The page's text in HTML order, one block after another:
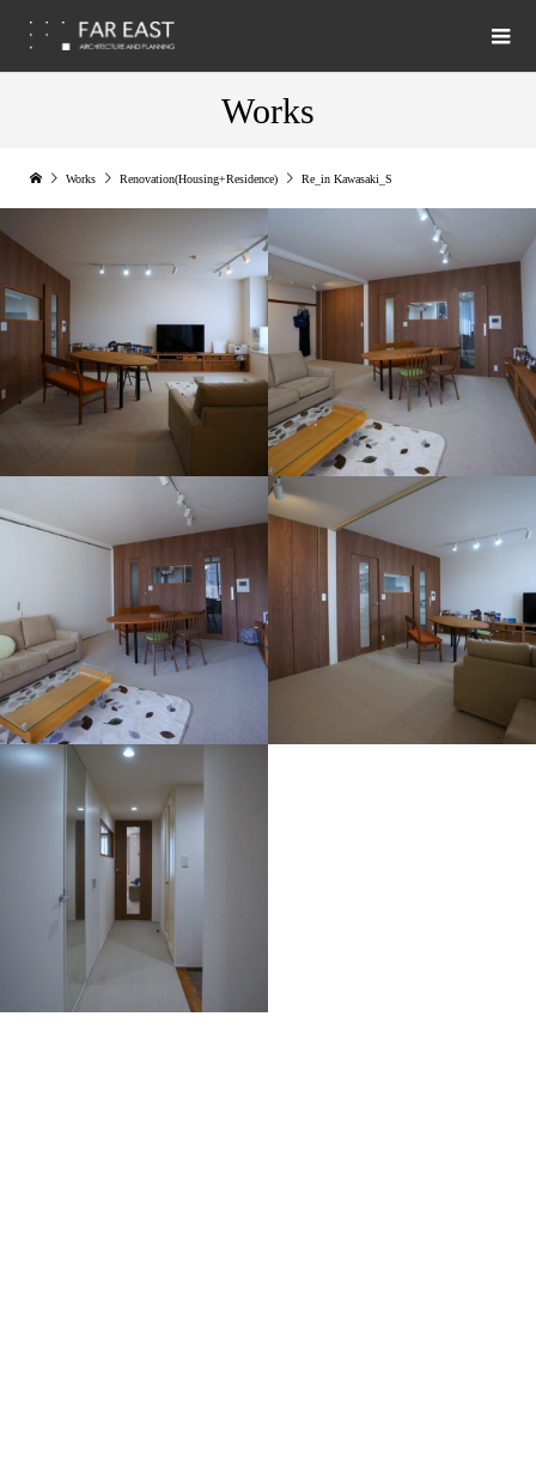
Works
Works Renovation(Housing+Residence) Re_in Kawasaki_S